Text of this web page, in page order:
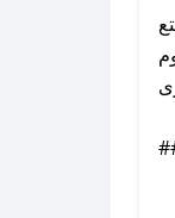
متجر اكسبو؟